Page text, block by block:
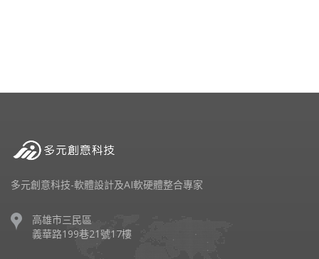
多元創意科技-軟體設計及AI軟硬體整合專家
高雄市三民區
義華路199巷21號17樓